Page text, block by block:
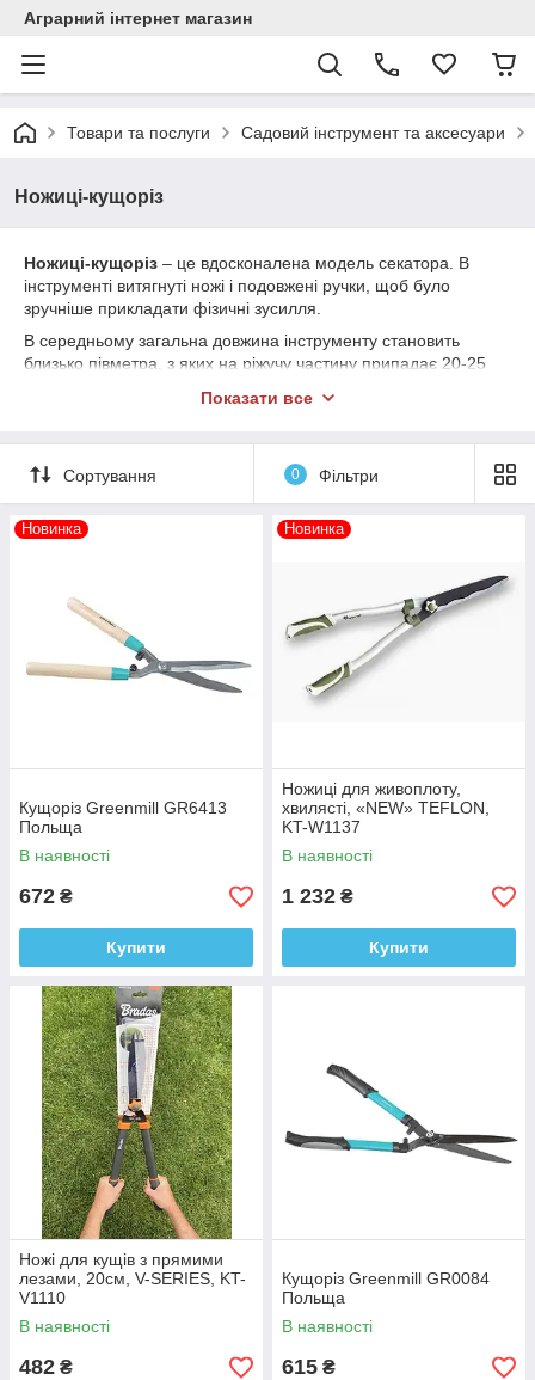
Аграрний інтернет магазин
Товари та послуги Садовий інструмент та аксесуари
Ножиці-кущоріз
Ножиці-кущоріз – це вдосконалена модель секатора. В
інструменті витягнуті ножі і подовжені ручки, щоб було
зручніше прикладати фізичні зусилля.
В середньому загальна довжина інструменту становить
близько півметра, з яких на ріжучу частину припадає 20-25
висоти і з тонкими гілками, адже зрізка відбувається за
ручних ножиць цілком достатньо для підтримки кущів в
належному вигляді. Але на товсті гілки, довгі або висотні
огорожі цей інструмент не годиться. Руки почнуть
втомлюватися при стрижці, так і працювати на витягнутих
показують себе в роботі моделі, у яких ручки посилені
гумовими накладками. Руки не ковзають при роботі, і якість
стрижки виходить більш високим
Показати все
Сортування 0 Фільтри
Новинка
Кущоріз Greenmill GR6413
Польща
В наявності
672 ₴
Купити
Новинка
Ножиці для живоплоту,
хвилясті, «NEW» TEFLON,
KT-W1137
В наявності
1 232 ₴
Купити
Ножі для кущів з прямими
лезами, 20см, V-SERIES, KT-
V1110
В наявності
482 ₴
Кущоріз Greenmill GR0084
Польща
В наявності
615 ₴